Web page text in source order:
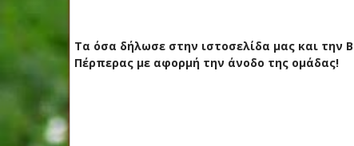
Τα όσα δήλωσε στην ιστοσελίδα μας και την
Πέρπερας με αφορμή την άνοδο της ομάδας!